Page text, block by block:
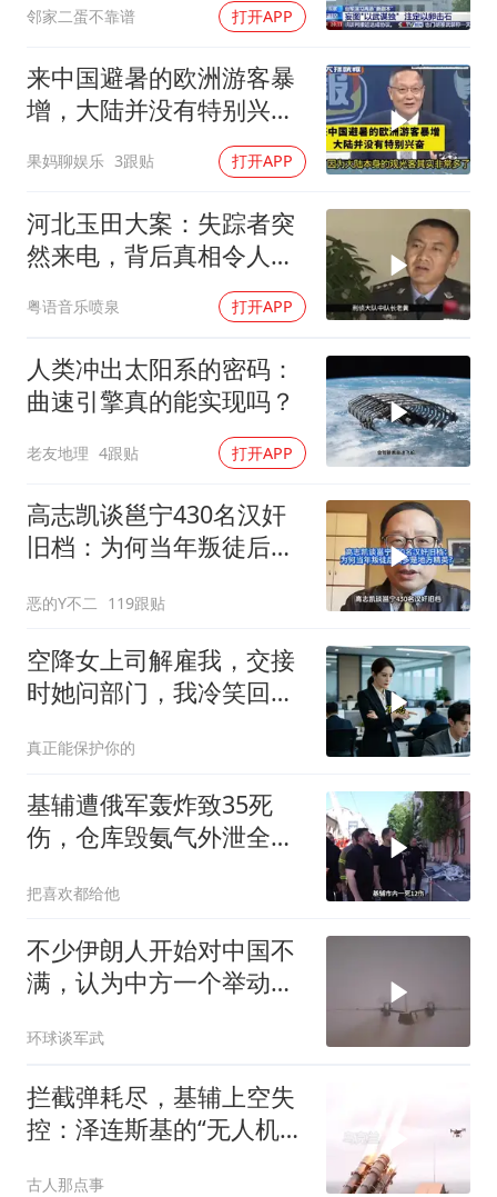
邻家二蛋不靠谱 打开APP
来中国避暑的欧洲游客暴
增，大陆并没有特别兴
果妈聊娱乐 3跟贴 打开APP
河北玉田大案：失踪者突
然来电，背后真相令人震
粤语音乐喷泉 打开APP
人类冲出太阳系的密码：
曲速引擎真的能实现吗？
老友地理 4跟贴 打开APP
高志凯谈邕宁430名汉奸
旧档：为何当年叛徒后人
恶的Y不二 119跟贴
空降女上司解雇我，交接
时她问部门，我冷笑回
真正能保护你的
基辅遭俄军轰炸致35死
伤，仓库毁氨气外泄全城
把喜欢都给他
不少伊朗人开始对中国不
满，认为中方一个举动，
环球谈军武
拦截弹耗尽，基辅上空失
控：泽连斯基的“无人机神
古人那点事